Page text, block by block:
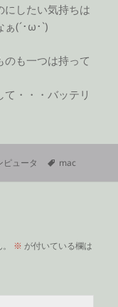
にしたい気持ちは
(´･ω･`)
も一つは持って
・・・バッテリ
ピュータ
タ
mac
※ が付いている欄は